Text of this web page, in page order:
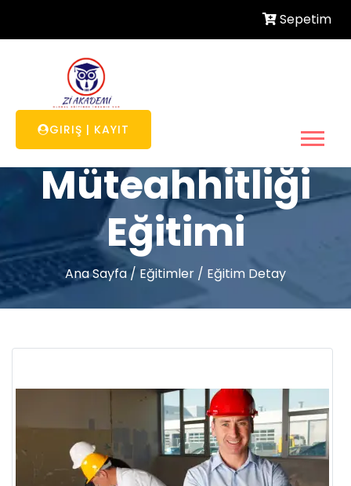
Sepetim
GIRIŞ | KAYITYapı
Müteahhitliği
Eğitimi
Ana Sayfa / Eğitimler / Eğitim Detay